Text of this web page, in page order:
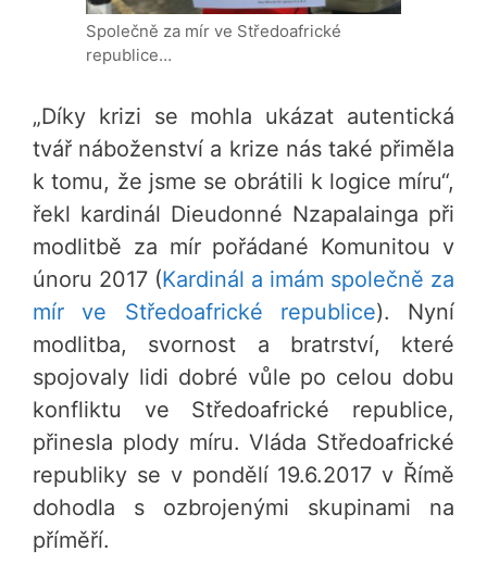
Společně za mír ve Středoafrické
republice…
„Díky krizi se mohla ukázat autentická
tvář náboženství a krize nás také přiměla
k tomu, že jsme se obrátili k logice míru“,
řekl kardinál Dieudonné Nzapalainga při
modlitbě za mír pořádané Komunitou v
únoru 2017 (Kardinál a imám společně za
mír ve Středoafrické republice). Nyní
modlitba, svornost a bratrství, které
spojovaly lidi dobré vůle po celou dobu
konfliktu ve Středoafrické republice,
přinesla plody míru. Vláda Středoafrické
republiky se v pondělí 19.6.2017 v Římě
dohodla s ozbrojenými skupinami na
příměří.